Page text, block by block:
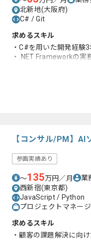
北新地(大阪府)
C# / Git
求めるスキル
・C#を用いた開発経験
・.NET Frameworkの実
【コンサル/PM】
参画実績あり
〜135万円／月 業
西新宿(東京都)
JavaScript / Python
プロジェクトマネー
求めるスキル
・顧客の課題解決に向